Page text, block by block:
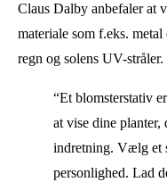
Claus Dalby anbefaler at
materiale som f.eks.
regn og solens UV-stråler.
“Et blomsterstativ
at vise dine planter,
indretning. Vælg et
personlighed. Lad